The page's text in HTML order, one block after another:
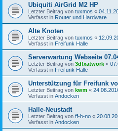
Ubiquiti AirGrid M2 HP
Letzter Beitrag von tuxmos «
Verfasst in Router und Hardware
Alte Knoten
Letzter Beitrag von tuxmos «
Verfasst in Freifunk Halle
Serverwartung Webseite
Letzter Beitrag von 3dfxatwork «
Verfasst in Freifunk Halle
Unterstützung für Freifunk
Letzter Beitrag von kwm «
Verfasst in Andocken
Halle-Neustadt
Letzter Beitrag von ff-h-no «
Verfasst in Andocken